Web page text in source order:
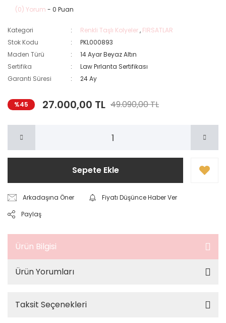
(0) Yorum - 0 Puan
Kategori Renkli Taşlı Kolyeler, FIRSATLAR
Stok Kodu
PKL000893
Maden Türü
14 Ayar Beyaz Altın
Sertifika
Law Pırlanta Sertifikası
Garanti Süresi
24 Ay
%45 27.000,00 TL 49.090,00 TL
Sepete Ekle
Arkadaşına Öner
Fiyatı Düşünce Haber Ver
Paylaş
Ürün Bilgisi
Ürün Yorumları
Taksit Seçenekleri